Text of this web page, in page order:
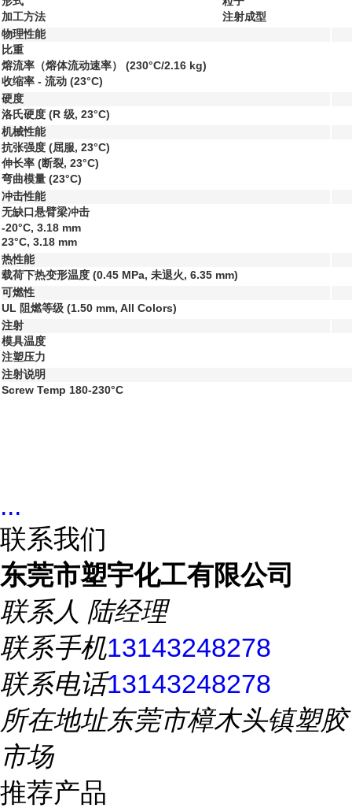
加工方法
注射成型
物理性能
比重
熔流率（熔体流动速率） (230°C/2.16 kg)
收缩率 - 流动 (23°C)
硬度
洛氏硬度 (R 级, 23°C)
机械性能
抗张强度 (屈服, 23°C)
伸长率 (断裂, 23°C)
弯曲模量 (23°C)
冲击性能
无缺口悬臂梁冲击
-20°C, 3.18 mm
23°C, 3.18 mm
热性能
载荷下热变形温度 (0.45 MPa, 未退火, 6.35 mm)
可燃性
UL 阻燃等级 (1.50 mm, All Colors)
注射
模具温度
注塑压力
注射说明
Screw Temp 180-230°C
...
联系我们
东莞市塑宇化工有限公司
联系人 陆经理
联系手机13143248278
联系电话13143248278
所在地址东莞市樟木头镇塑胶
市场
推荐产品